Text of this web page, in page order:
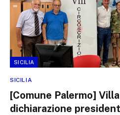
SICILIA
SICILIA
[Comune Palermo]
dichiarazione